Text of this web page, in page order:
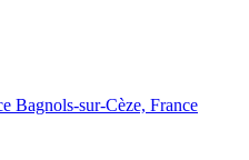
Bagnols-sur-Cèze, France